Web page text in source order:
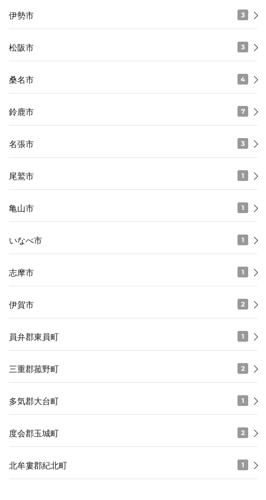
伊勢市 3
松阪市 3
桑名市 4
鈴鹿市 7
名張市 3
尾鷲市 1
亀山市 1
いなべ市 1
志摩市 1
伊賀市 2
員弁郡東員町 1
三重郡菰野町 2
多気郡大台町 1
度会郡玉城町 2
北牟婁郡紀北町 1